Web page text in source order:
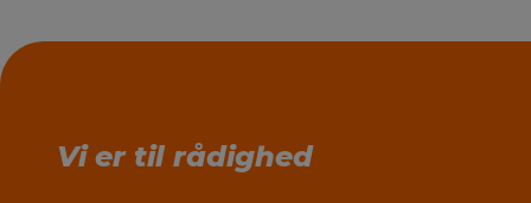
Vi er til rådighed